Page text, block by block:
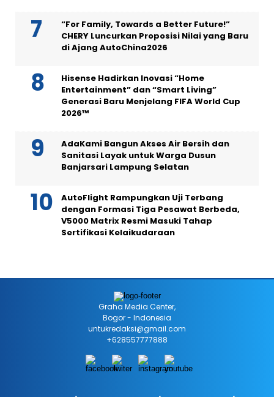
“For Family, Towards a Better Future!”
CHERY Luncurkan Proposisi Nilai yang Baru
di Ajang AutoChina2026
Hisense Hadirkan Inovasi “Home
Entertainment” dan “Smart Living”
Generasi Baru Menjelang FIFA World Cup
2026™
AdaKami Bangun Akses Air Bersih dan
Sanitasi Layak untuk Warga Dusun
Banjarsari Lampung Selatan
AutoFlight Rampungkan Uji Terbang
dengan Formasi Tiga Pesawat Berbeda,
V5000 Matrix Resmi Masuki Tahap
Sertifikasi Kelaikudaraan
Graha Media Center,
Bogor - Indonesia
untukredaksi@gmail.com
+628557777888